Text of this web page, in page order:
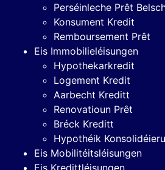
Perséinleche Prêt
Konsument Kredit
Remboursement Prêt
Eis Immobilieléisungen
Hypothekarkredit
Logement Kredit
Aarbecht Kreditt
Renovatioun Prêt
Bréck Kreditt
Hypothéik
Eis Mobilitéitsléisungen